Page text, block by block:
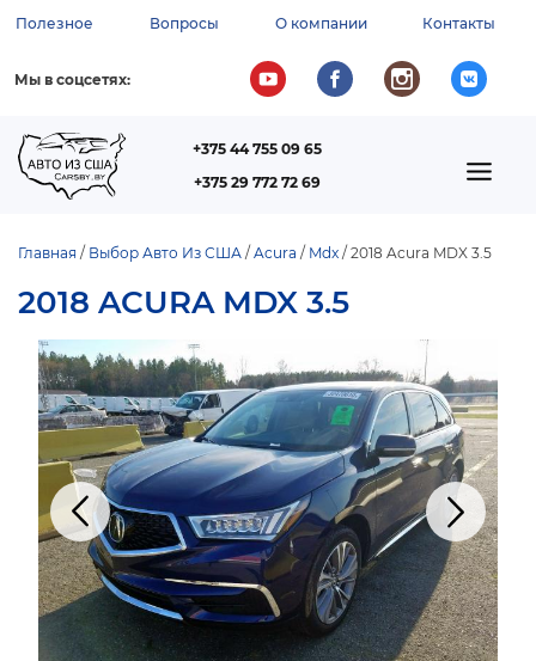
содержанию
ВСПОМОГАТЕЛЬНОЕ
МЕНЮ
Полезное Вопросы О компании Контакты
Мы в соцсетях:
+375 44 755 09 65
+375 29 772 72 69
НАВИГАЦИИ
Главная Выбор Авто Из США Acura Mdx 2018 Acura MDX 3.5
2018 ACURA MDX 3.5